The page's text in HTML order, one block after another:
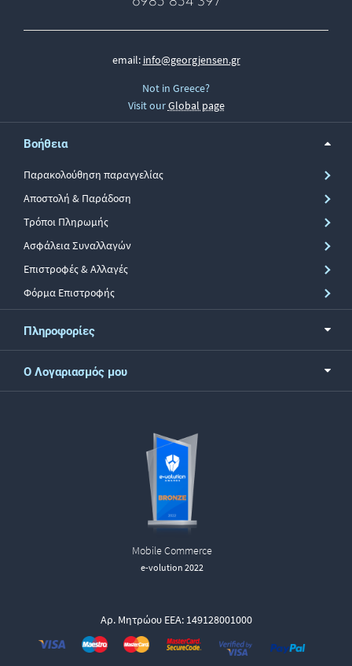
email: info@georgjensen.gr
Not in Greece?
Visit ourGlobal page
Βοήθεια
Παρακολούθηση παραγγελίας
Αποστολή & Παράδοση
Τρόποι Πληρωμής
Ασφάλεια Συναλλαγών
Επιστροφές & Αλλαγές
Φόρμα Επιστροφής
Πληροφορίες
Ο Λογαριασμός μου
Mobile Commerce
e-volution 2022
Αρ. Μητρώου ΕΕΑ: 149128001000